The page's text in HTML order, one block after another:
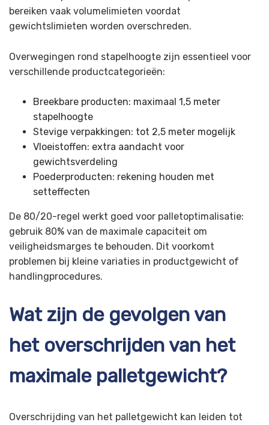
bereiken vaak volumelimieten voordat
gewichtslimieten worden overschreden.
Overwegingen rond stapelhoogte zijn essentieel voor
verschillende productcategorieën:
Breekbare producten: maximaal 1,5 meter
stapelhoogte
Stevige verpakkingen: tot 2,5 meter mogelijk
Vloeistoffen: extra aandacht voor
gewichtsverdeling
Poederproducten: rekening houden met
setteffecten
De 80/20-regel werkt goed voor palletoptimalisatie:
gebruik 80% van de maximale capaciteit om
veiligheidsmarges te behouden. Dit voorkomt
problemen bij kleine variaties in productgewicht of
handlingprocedures.
Wat zijn de gevolgen van
het overschrijden van het
maximale palletgewicht?
Overschrijding van het palletgewicht kan leiden tot